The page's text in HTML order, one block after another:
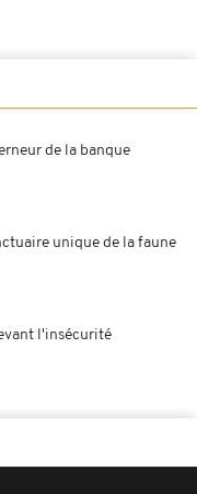
de la banque
unique de la faune
l'insécurité